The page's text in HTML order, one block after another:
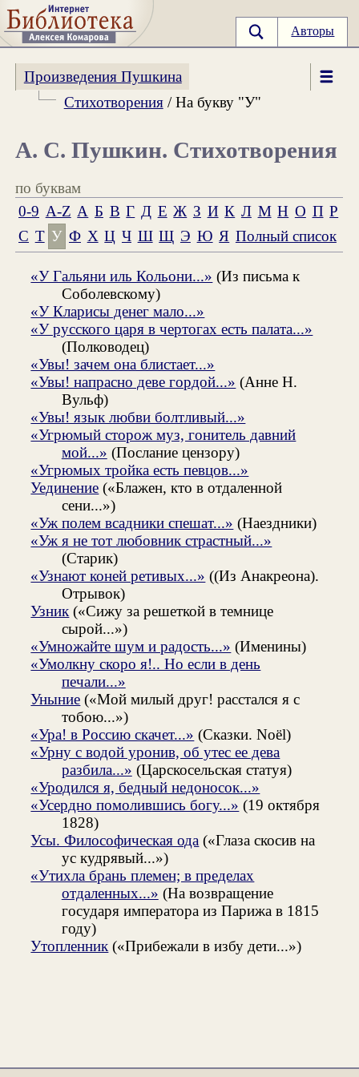
Авторы
Произведения Пушкина
Стихотворения/ На букву "У"
А. С. Пушкин. Стихотворения
по буквам
0-9 A-Z А Б В Г Д Е Ж З И К Л М Н О П Р
С Т У Ф Х Ц Ч Ш Щ Э Ю Я Полный список
«У Гальяни иль Кольони...» (Из письма к
Соболевскому)
«У Кларисы денег мало...»
«У русского царя в чертогах есть палата...»
(Полководец)
«Увы! зачем она блистает...»
«Увы! напрасно деве гордой...» (Анне Н.
Вульф)
«Увы! язык любви болтливый...»
«Угрюмый сторож муз, гонитель давний
мой...» (Послание цензору)
«Угрюмых тройка есть певцов...»
Уединение («Блажен, кто в отдаленной
сени...»)
«Уж полем всадники спешат...» (Наездники)
«Уж я не тот любовник страстный...»
(Старик)
«Узнают коней ретивых...» ((Из Анакреона).
Отрывок)
Узник («Сижу за решеткой в темнице
сырой...»)
«Умножайте шум и радость...» (Именины)
«Умолкну скоро я!.. Но если в день
печали...»
Уныние («Мой милый друг! расстался я с
тобою...»)
«Ура! в Россию скачет...» (Сказки. Noël)
«Урну с водой уронив, об утес ее дева
разбила...» (Царскосельская статуя)
«Уродился я, бедный недоносок...»
«Усердно помолившись богу...» (19 октября
1828)
Усы. Философическая ода («Глаза скосив на
ус кудрявый...»)
«Утихла брань племен; в пределах
отдаленных...» (На возвращение
государя императора из Парижа в 1815
году)
Утопленник («Прибежали в избу дети...»)